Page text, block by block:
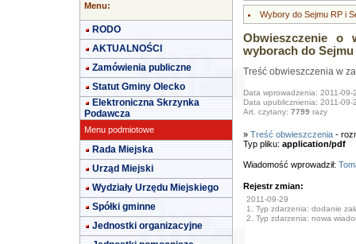
Menu:
RODO
AKTUALNOŚCI
Zamówienia publiczne
Statut Gminy Olecko
Elektroniczna Skrzynka
Podawcza
Menu podmiotowe
Rada Miejska
Urząd Miejski
Wydziały Urzędu Miejskiego
Spółki gminne
Jednostki organizacyjne
Wybory do Sejmu RP i
Obwieszczenie o
wyborach do Sejmu
Treść obwieszczenia w
Data wprowadzenia: 2011-09-
Data upublicznienia: 2011-09-
Art. czytany: 7799 razy
» Treść obwieszczenia-
Typ pliku: application/pdf
Wiadomość wprowadził:
Rejestr zmian:
2011-09-29
1. Typ zdarzenia: dodanie
2. Typ zdarzenia: nowa